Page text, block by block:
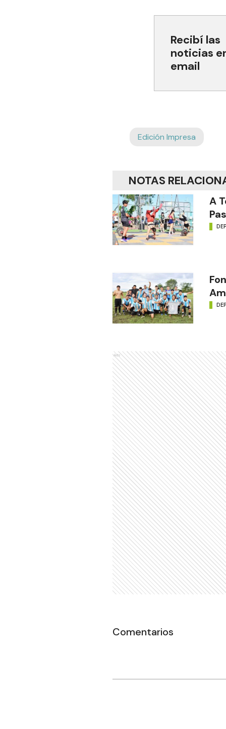
Recibí las
noticias
email
Edición Impresa
NOTAS
A
Ads
Comentarios